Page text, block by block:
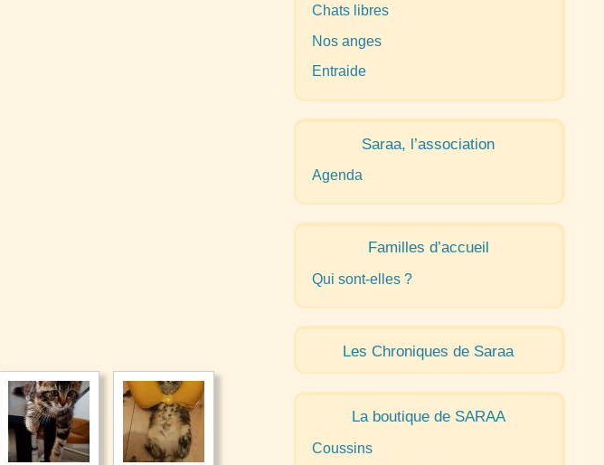
Chats libres
Nos anges
Entraide
Saraa, l’association
Agenda
Familles d’accueil
Qui sont-elles ?
Les Chroniques de Saraa
La boutique de SARAA
Coussins